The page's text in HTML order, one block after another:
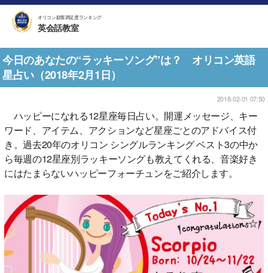
オリコン顧客満足度ランキング
英会話教室
今日のあなたの“ラッキーソング”は？ オリコン英語
星占い（2018年2月1日）
2018-02-01 07:50
ハッピーになれる12星座毎日占い。開運メッセージ、キー
ワード、アイテム、アクションなど星座ごとのアドバイス付
き。過去20年のオリコン シングルランキング ベスト3の中か
ら毎週の12星座別ラッキーソングも教えてくれる、音楽好き
にはたまらないハッピーフォーチュンをご紹介します。